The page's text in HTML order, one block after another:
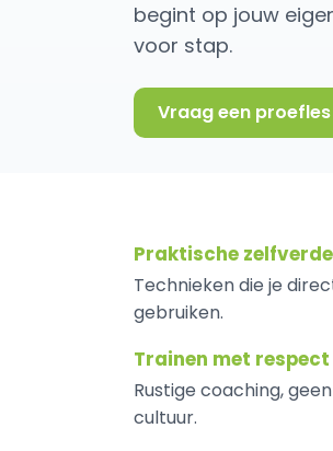
begint op jouw
voor stap.
Vraag een
Praktische
Technieken die je
gebruiken.
Trainen met respect
Rustige coaching,
cultuur.